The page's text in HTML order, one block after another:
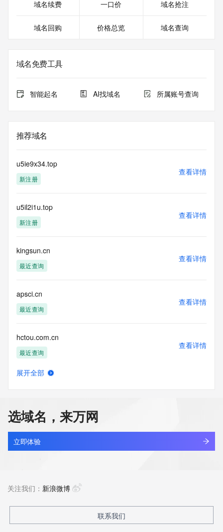
域名续费 一口价 域名抢注
域名回购 价格总览 域名查询
域名免费工具
智能起名 AI找域名 所属账号查询
推荐域名
u5ie9x34.top
新注册
查看详情
u5il2i1u.top
新注册
查看详情
kingsun.cn
最近查询
查看详情
apsci.cn
最近查询
查看详情
hctou.com.cn
最近查询
查看详情
huanzhit.cn
最近查询
查看详情
最近查询
展开全部
选域名，来万网
立即体验
关注我们： 新浪微博
联系我们